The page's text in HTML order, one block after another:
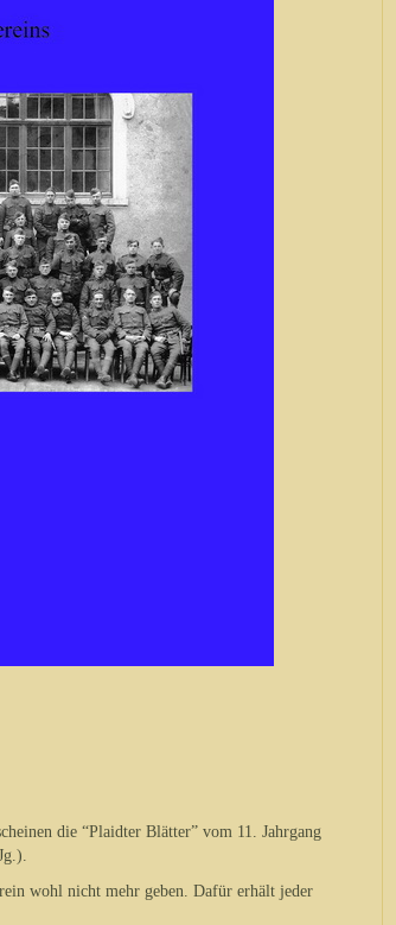
die “Plaidter Blätter” vom 11. Jahrgang
wohl nicht mehr geben. Dafür erhält jeder